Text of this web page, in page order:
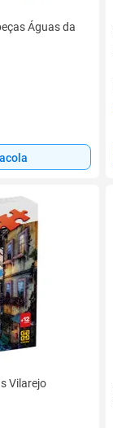
Águas da
Vilarejo